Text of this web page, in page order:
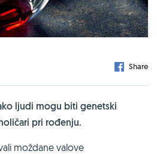
Share
ljudi mogu biti genetski
pri rođenju.
moždane valove